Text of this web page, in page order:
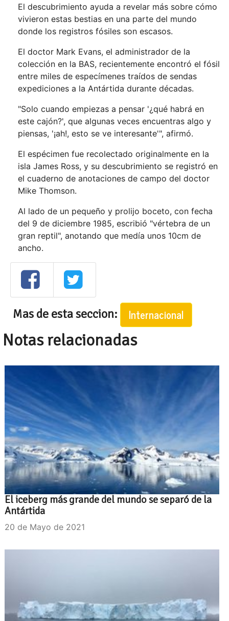
El descubrimiento ayuda a revelar más sobre cómo
vivieron estas bestias en una parte del mundo
donde los registros fósiles son escasos.
El doctor Mark Evans, el administrador de la
colección en la BAS, recientemente encontró el fósil
entre miles de especímenes traídos de sendas
expediciones a la Antártida durante décadas.
"Solo cuando empiezas a pensar '¿qué habrá en
este cajón?', que algunas veces encuentras algo y
piensas, '¡ah!, esto se ve interesante'", afirmó.
El espécimen fue recolectado originalmente en la
isla James Ross, y su descubrimiento se registró en
el cuaderno de anotaciones de campo del doctor
Mike Thomson.
Al lado de un pequeño y prolijo boceto, con fecha
del 9 de diciembre 1985, escribió "vértebra de un
gran reptil", anotando que medía unos 10cm de
ancho.
Mas de esta seccion: Internacional
Notas relacionadas
El iceberg más grande del mundo se separó de la
Antártida
20 de Mayo de 2021